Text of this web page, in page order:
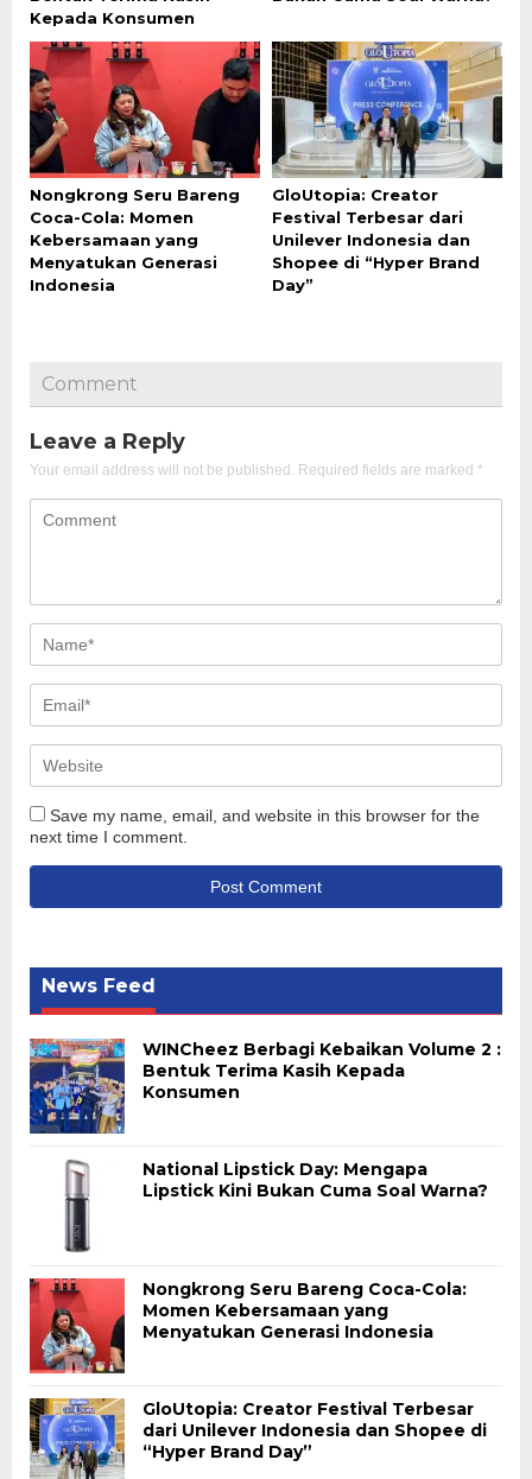
Kepada Konsumen
Nongkrong Seru Bareng
Coca-Cola: Momen
Kebersamaan yang
Menyatukan Generasi
Indonesia
GloUtopia: Creator
Festival Terbesar dari
Unilever Indonesia dan
Shopee di “Hyper Brand
Day”
Comment
Leave a Reply
Your email address will not be published. Required fields are marked *
Save my name, email, and website in this browser for the
next time I comment.
News Feed
WINCheez Berbagi Kebaikan Volume 2 :
Bentuk Terima Kasih Kepada
Konsumen
National Lipstick Day: Mengapa
Lipstick Kini Bukan Cuma Soal Warna?
Nongkrong Seru Bareng Coca-Cola:
Momen Kebersamaan yang
Menyatukan Generasi Indonesia
GloUtopia: Creator Festival Terbesar
dari Unilever Indonesia dan Shopee di
“Hyper Brand Day”